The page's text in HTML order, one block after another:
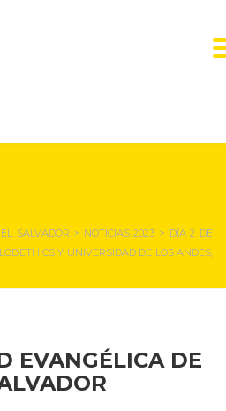
SALVADOR > NOTICIAS 2023 > DÍA 2 DE
Y UNIVERSIDAD DE LOS ANDES,
EVANGÉLICA DE